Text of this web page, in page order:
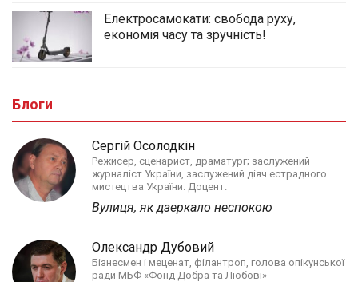
Електросамокати: свобода руху,
економія часу та зручність!
Блоги
Сергій Осолодкін
Режисер, сценарист, драматург; заслужений
журналіст України, заслужений діяч естрадного
мистецтва України. Доцент.
Вулиця, як дзеркало неспокою
Олександр Дубовий
Бізнесмен і меценат, філантроп, голова опікунської
ради МБФ «Фонд Добра та Любові»